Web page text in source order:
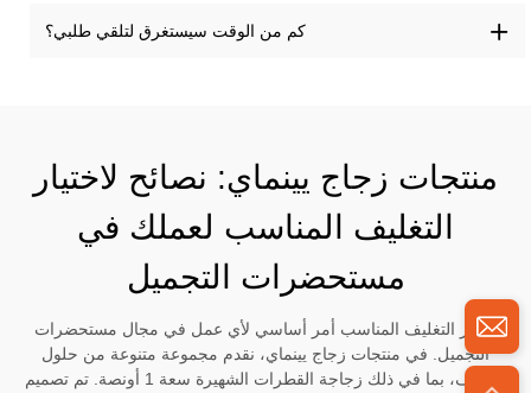
كم من الوقت سيستغرق لتلقي طلبي؟
منتجات زجاج يينماي: نصائح لاختيار
التغليف المناسب لعملك في
مستحضرات التجميل
اختيار التغليف المناسب أمر أساسي لأي عمل في مجال مستحضرات
التجميل. في منتجات زجاج يينماي، نقدم مجموعة متنوعة من حلول
التغليف، بما في ذلك زجاجة القطرات الشهيرة سعة 1 أونصة. تم تصميم